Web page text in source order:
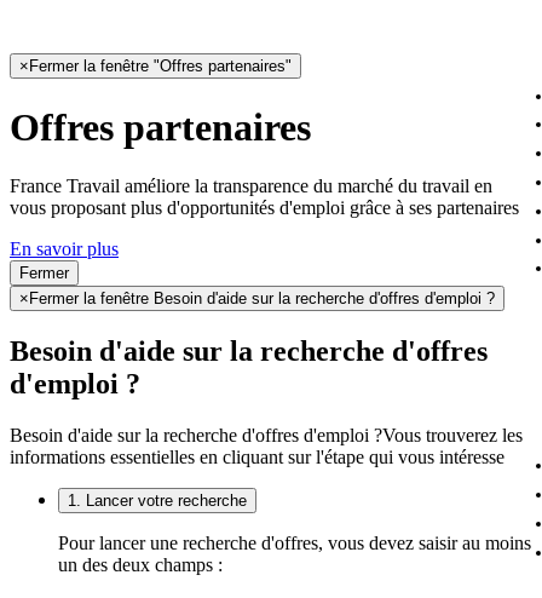
× Fermer la fenêtre "Offres partenaires"
Offres partenaires
France Travail améliore la transparence du marché du travail en
vous proposant plus d'opportunités d'emploi grâce à ses partenaires
En savoir plus
Fermer
× Fermer la fenêtre Besoin d'aide sur la recherche d'offres d'emploi ?
Besoin d'aide sur la recherche d'offres
d'emploi ?
Besoin d'aide sur la recherche d'offres d'emploi ?Vous trouverez les
informations essentielles en cliquant sur l'étape qui vous intéresse
1. Lancer votre recherche
Pour lancer une recherche d'offres, vous devez saisir au moins
un des deux champs :